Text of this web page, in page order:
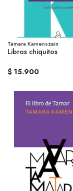
Tamara Kamenszain
Libros chiquitos
$ 15.900